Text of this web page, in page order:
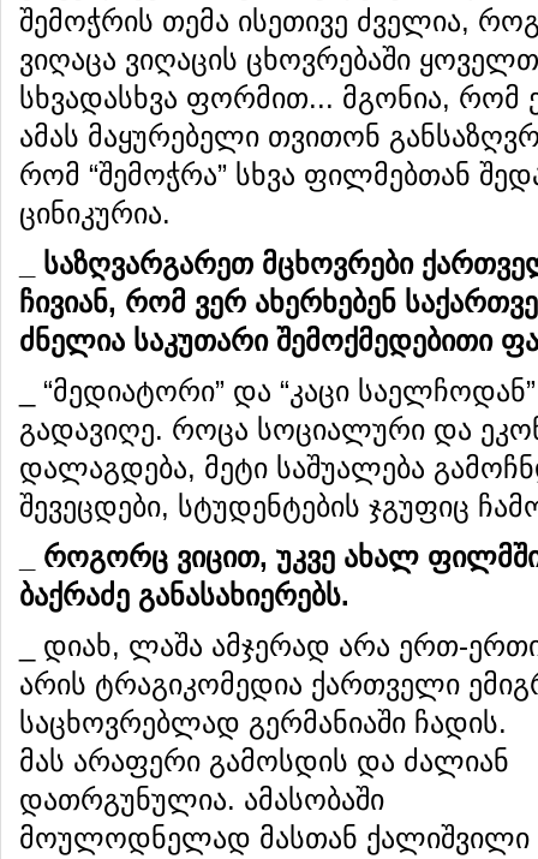
შემოჭრის თემა ისეთივე ძველია,
ვიღაცა ვიღაცის ცხოვრებაში
სხვადასხვა ფორმით... მგონია,
ამას მაყურებელი თვითონ
რომ “შემოჭრა” სხვა ფილმებთან
ცინიკურია.
_ საზღვარგარეთ მცხოვრები
ჩივიან, რომ ვერ ახერხებენ
ძნელია საკუთარი შემოქმედებითი
_ “მედიატორი” და “კაცი
გადავიღე. როცა სოციალური და
დალაგდება, მეტი საშუალება
შევეცდები, სტუდენტების ჯგუფიც
_ როგორც ვიცით, უკვე ახალ
ბაქრაძე განასახიერებს.
_ დიახ, ლაშა ამჯერად არა ერთ-
არის ტრაგიკომედია ქართველი
საცხოვრებლად გერმანიაში ჩადის.
მას არაფერი გამოსდის და ძალიან
დათრგუნულია. ამასობაში
მოულოდნელად მასთან ქალიშვილი